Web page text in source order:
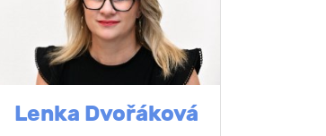
Lenka Dvořáková